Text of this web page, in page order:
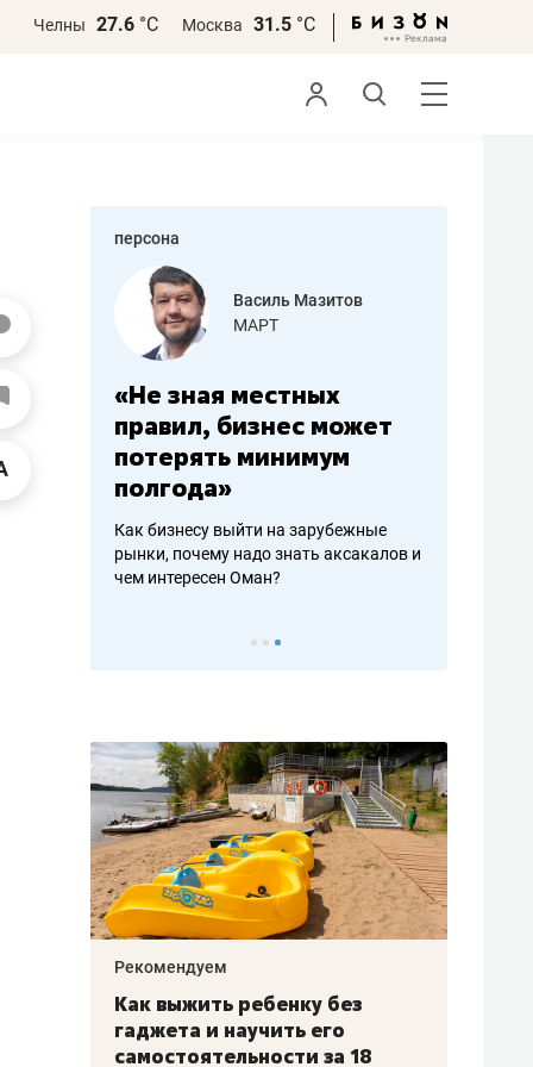
Челны 27.6 °С Москва 31.5 °С
персона
работа
Василь Мазитов
МАРТ
«Не зная местных
правил, бизнес может
потерять минимум
полгода»
Как бизнесу выйти на зарубежные
рынки, почему надо знать аксакалов и
чем интересен Оман?
Рекомендуем
Как выжить ребенку без
гаджета и научить его
самостоятельности за 18